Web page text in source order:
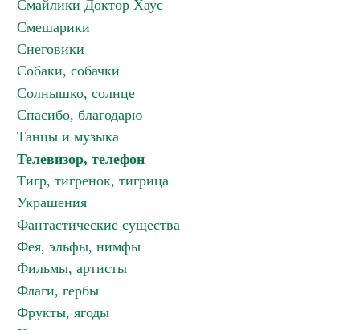
Смайлики Доктор Хаус
Смешарики
Снеговики
Собаки, собачки
Солнышко, солнце
Спасибо, благодарю
Танцы и музыка
Телевизор, телефон
Тигр, тигренок, тигрица
Украшения
Фантастические существа
Фея, эльфы, нимфы
Фильмы, артисты
Флаги, гербы
Фрукты, ягоды